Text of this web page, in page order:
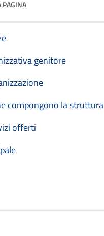
PAGINA
genitore
compongono la struttura
offerti